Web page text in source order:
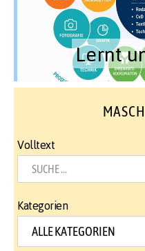
Lernt
Volltext
Kategorien